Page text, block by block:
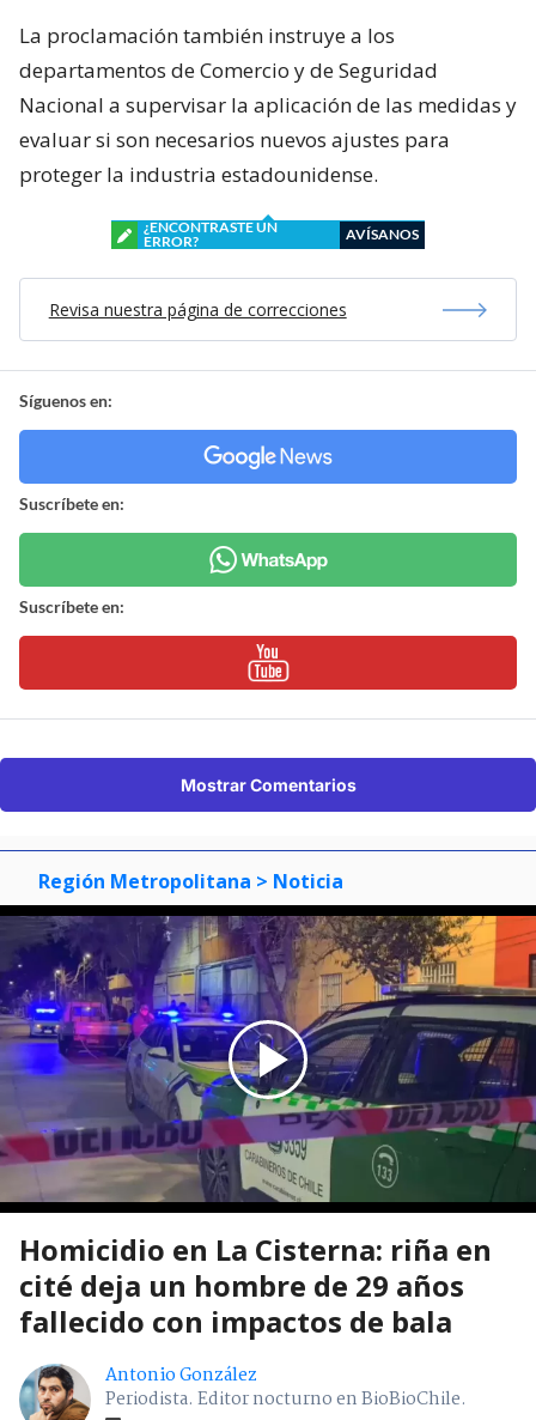
La proclamación también instruye a los
departamentos de Comercio y de Seguridad
Nacional a supervisar la aplicación de las medidas y
evaluar si son necesarios nuevos ajustes para
proteger la industria estadounidense.
¿ENCONTRASTE UN
ERROR?
AVÍSANOS
Revisa nuestra página de correcciones
Síguenos en:
Suscríbete en:
Suscríbete en:
Mostrar Comentarios
Región Metropolitana > Noticia
Homicidio en La Cisterna: riña en
cité deja un hombre de 29 años
fallecido con impactos de bala
Antonio González
Periodista. Editor nocturno en BioBioChile.